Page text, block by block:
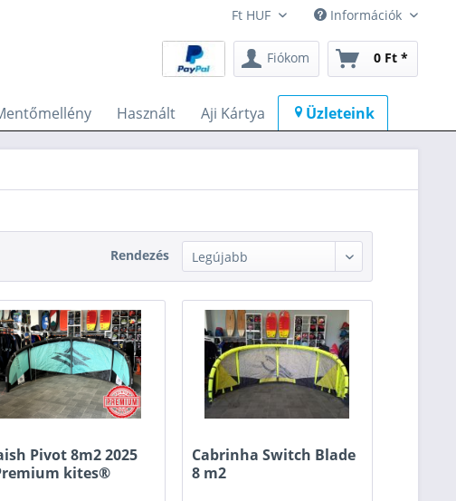
Információk
Fiókom 0 Ft *
Használt Aji Kártya Üzleteink
Rendezés
Pivot 8m2 2025
kites®
Cabrinha Switch Blade
8 m2